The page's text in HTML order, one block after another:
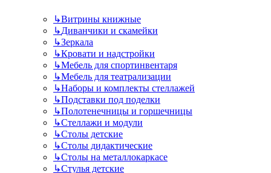
↳Витрины книжные
↳Диванчики и скамейки
↳Зеркала
↳Кровати и надстройки
↳Мебель для спортинвентаря
↳Мебель для театрализации
↳Наборы и комплекты стеллажей
↳Подставки под поделки
↳Полотенечницы и горшечницы
↳Стеллажи и модули
↳Столы детские
↳Столы дидактические
↳Столы на металлокаркасе
↳Стулья детские